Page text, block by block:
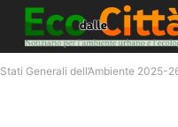
Stati Generali dell’Ambiente 2025-